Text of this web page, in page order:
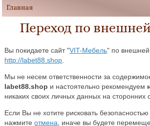
Переход по
Вы покидаете сайт "VIT-Мебель" по
http://labet88.shop
Мы не несем ответственности за
labet88.shop и настоятельно рекомендуем
никаких своих личных данных на сторонних
Если Вы не хотите рисковать
нажмитеотмена , иначе вы будете